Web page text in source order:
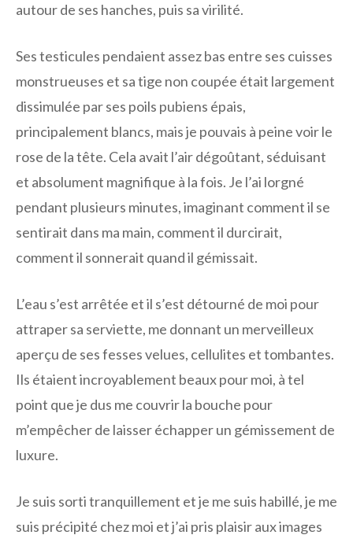
autour de ses hanches, puis sa virilité.
Ses testicules pendaient assez bas entre ses cuisses
monstrueuses et sa tige non coupée était largement
dissimulée par ses poils pubiens épais,
principalement blancs, mais je pouvais à peine voir le
rose de la tête. Cela avait l’air dégoûtant, séduisant
et absolument magnifique à la fois. Je l’ai lorgné
pendant plusieurs minutes, imaginant comment il se
sentirait dans ma main, comment il durcirait,
comment il sonnerait quand il gémissait.
L’eau s’est arrêtée et il s’est détourné de moi pour
attraper sa serviette, me donnant un merveilleux
aperçu de ses fesses velues, cellulites et tombantes.
Ils étaient incroyablement beaux pour moi, à tel
point que je dus me couvrir la bouche pour
m’empêcher de laisser échapper un gémissement de
luxure.
Je suis sorti tranquillement et je me suis habillé, je me
suis précipité chez moi et j’ai pris plaisir aux images